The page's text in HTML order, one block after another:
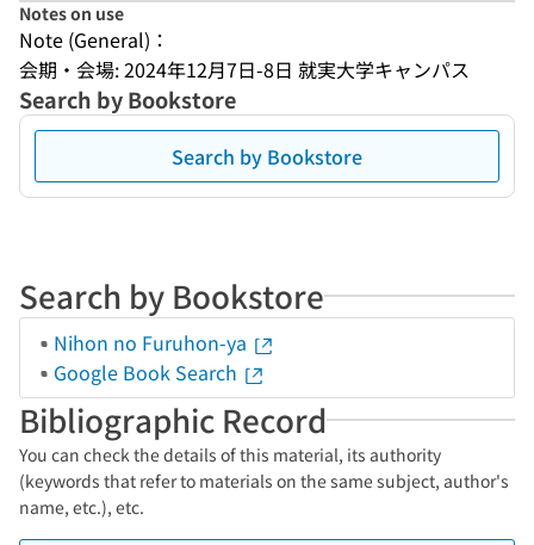
Notes on use
Note (General)：
会期・会場: 2024年12月7日-8日 就実大学キャンパス
Search by Bookstore
Search by Bookstore
Search by Bookstore
Nihon no Furuhon-ya
Google Book Search
Bibliographic Record
You can check the details of this material, its authority
(keywords that refer to materials on the same subject, author's
name, etc.), etc.